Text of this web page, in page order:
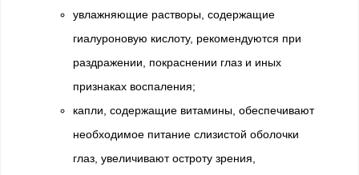
увлажняющие растворы, содержащие
гиалуроновую кислоту, рекомендуются при
раздражении, покраснении глаз и иных
признаках воспаления;
капли, содержащие витамины, обеспечивают
необходимое питание слизистой оболочки
глаз, увеличивают остроту зрения,